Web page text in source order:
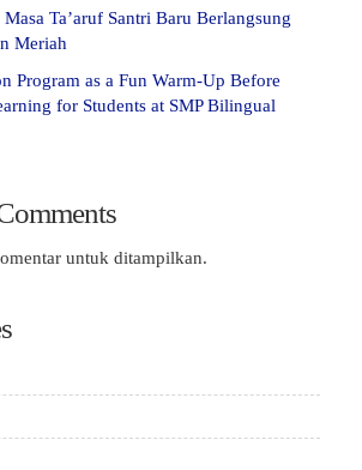
Ta’aruf Santri Baru Berlangsung
Meriah
Program as a Fun Warm-Up Before
for Students at SMP Bilingual
untuk ditampilkan.